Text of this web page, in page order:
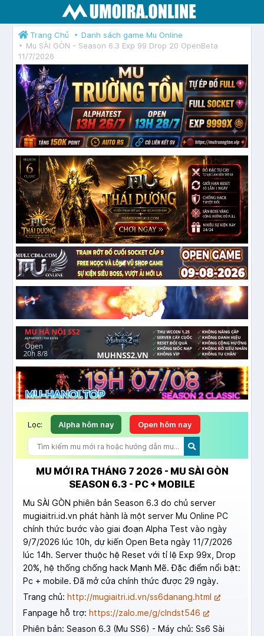
Trang Chủ
Danh sách game Mu Online
Mu SÀI GÒN - Season 6.3 Exp 99 Drop 20 OpenBeta
11/7/2026
Lọc: Alpha hôm nay Open hôm nay
MU MỚI RA THÁNG 7 2026 - MU SÀI GÒN
SEASON 6.3 - PC + MOBILE
Mu SÀI GÒN phiên bản Season 6.3 do chủ server
mugiaitri.id.vn phát hành là một server Mu Online PC
chính thức bước vào giai đoạn Alpha Test vào ngày
9/7/2026 lúc 10h, dự kiến Open Beta ngày 11/7/2026
lúc 14h. Server thuộc hệ Reset với tỉ lệ Exp 99x, Drop
20%, hệ thống chống hack Mạnh Mẽ. Đặc điểm nổi bật:
Pc + mobile. Đã mở cửa chính thức được 29 ngày.
Trang chủ: http://mugiaitri.id.vn/ss6danang.html
Fanpage hỗ trợ: https://zalo.me/g/clndst546
Phiên bản: Season 6.3 (Mu SS6) - Máy chủ: Ss6 Sài